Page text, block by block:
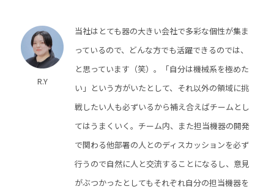
R.Y
当社はとても器の大きい会社で多彩な個性が集ま
っているので、どんな方でも活躍できるのでは、
と思っています（笑）。「自分は機械系を極めた
い」という方がいたとして、それ以外の領域に挑
戦したい人も必ずいるから補え合えばチームとし
てはうまくいく。チーム内、また担当機器の開発
で関わる他部署の人とのディスカッションを必ず
行うので自然に人と交流することになるし、意見
がぶつかったとしてもそれぞれ自分の担当機器を